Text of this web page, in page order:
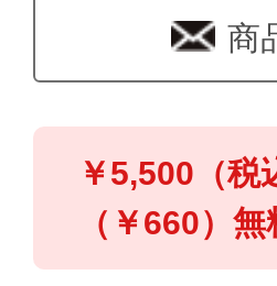
商
￥5,500（
（￥660）